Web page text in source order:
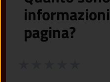
pagina?